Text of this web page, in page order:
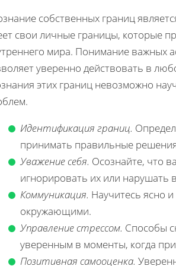
собственных границ
свои личные границы, которые
мира. Понимание важных
уверенно действовать в
этих границ невозможно
Идентификация границ.
принимать правильные
Уважение себя. Осознайте, что
игнорировать их или
Коммуникация. Научитесь ясно
окружающими.
Управление стрессом. Способы
уверенным в моменты, когда
Позитивная самооценка.